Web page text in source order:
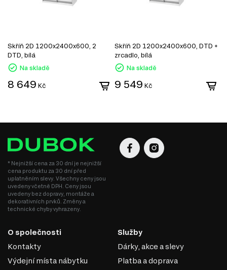
Skříň 2D 1200x2400x600, 2
DTD, bílá
Na skladě
8 649 Kč
Skříň 2D 1200x2400x600, DTD +
zrcadlo, bílá
Na skladě
9 549 Kč
* Nejnižší cena za 30 dní je nejnižší
cena produktu za 30 dní před
uplatněním slevy. Všechny ceny jsou
uvedeny včetně DPH. Ceny jsou
uvedeny bez dopravy, montáže a
dekorativních prvků. Změny a
technické chyby vyhrazeny.
O společnosti
Kontakty
Výdejní místa nábytku
Služby
Dárky, akce a slevy
Platba a doprava